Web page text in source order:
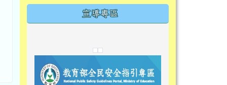
宣導專區
link to https://
link to https://eliteracy.edu.tw/